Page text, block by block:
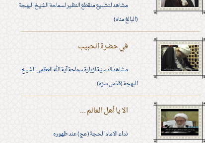
مشاهد لتشييع منقطع النظير لسماحة الشيخ البهجة
(البالغ مناه)
في حضرة الحبيب
مشاهد قدسيّة لزيارة سماحة آية الله العظمى الشيخ
البهجة (قدّس سرّه)
الا يا أهل العالم ...
نداء الامام الحجة (عج) عند ظهوره